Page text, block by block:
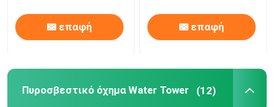
επαφή επαφή
Πυροσβεστικό όχημα Water Tower (12)